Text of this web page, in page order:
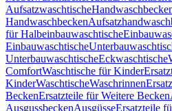
Aufsatzwaschtische
Handwaschbecken
für Halbeinbauwaschtische
Einbauwaschtische
UnterbauwaschtischeEckwaschtische
ComfortWaschtische für Kinder
KinderWaschtischeWaschrinnen
BeckenErsatzteile für Weitere Becken
AusgussbeckenAusgüsseErsatzteile